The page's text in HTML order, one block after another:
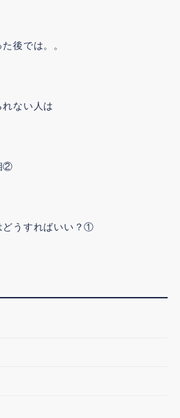
後では。。
ない人は
②
どうすればいい？①